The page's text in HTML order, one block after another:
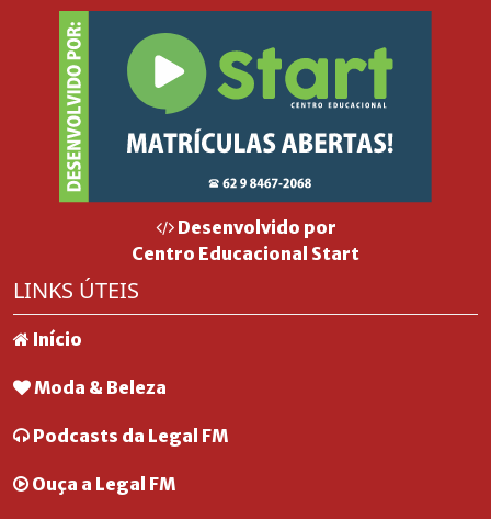
Desenvolvido por
Centro Educacional Start
LINKS ÚTEIS
Início
Moda & Beleza
Podcasts da Legal FM
Ouça a Legal FM